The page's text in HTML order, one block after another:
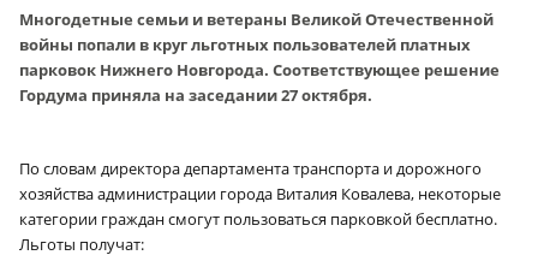
Многодетные семьи и ветераны Великой Отечественной
войны попали в круг льготных пользователей платных
парковок Нижнего Новгорода. Соответствующее решение
Гордума приняла на заседании 27 октября.
По словам директора департамента транспорта и дорожного
хозяйства администрации города Виталия Ковалева, некоторые
категории граждан смогут пользоваться парковкой бесплатно.
Льготы получат: